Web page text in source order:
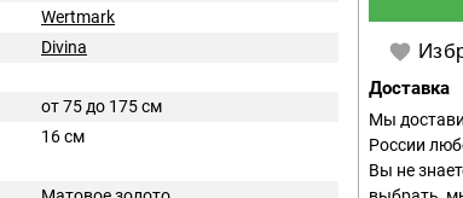
Wertmark
Divina
от 75 до 175 см
16 см
Доставка
Мы
России
Вы не